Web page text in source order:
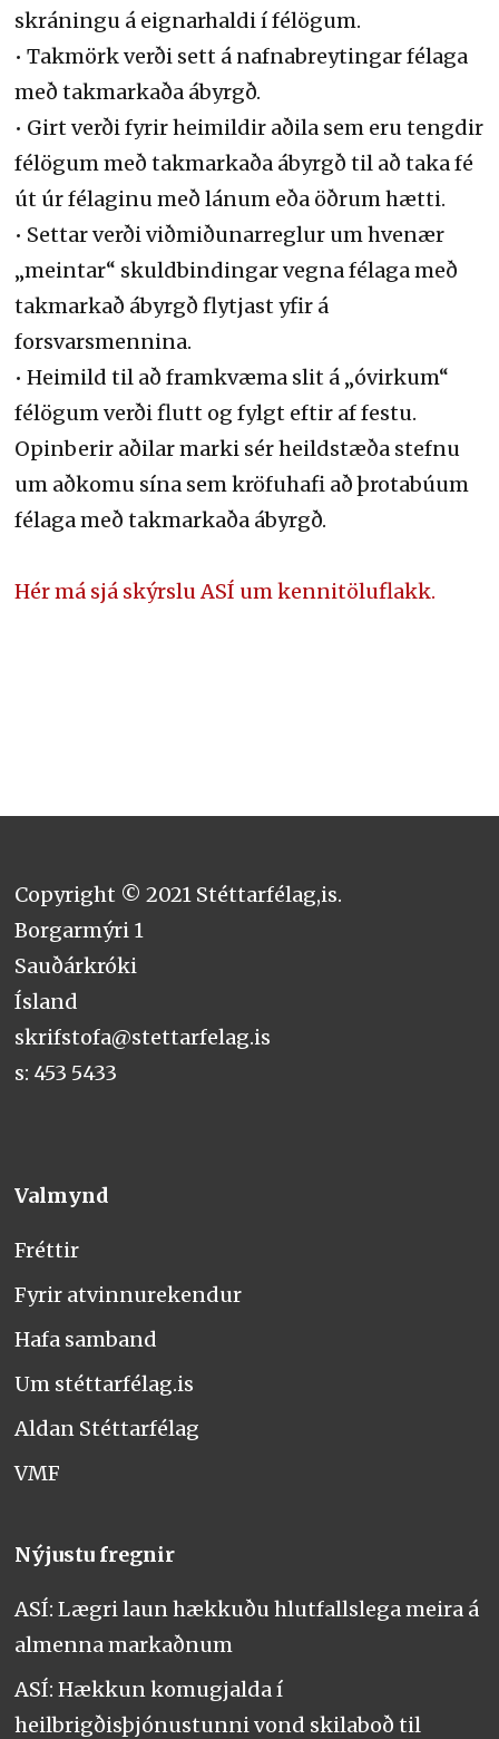
skráningu á eignarhaldi í félögum.
• Takmörk verði sett á nafnabreytingar félaga
með takmarkaða ábyrgð.
• Girt verði fyrir heimildir aðila sem eru tengdir
félögum með takmarkaða ábyrgð til að taka fé
út úr félaginu með lánum eða öðrum hætti.
• Settar verði viðmiðunarreglur um hvenær
„meintar“ skuldbindingar vegna félaga með
takmarkað ábyrgð flytjast yfir á
forsvarsmennina.
• Heimild til að framkvæma slit á „óvirkum“
félögum verði flutt og fylgt eftir af festu.
Opinberir aðilar marki sér heildstæða stefnu
um aðkomu sína sem kröfuhafi að þrotabúum
félaga með takmarkaða ábyrgð.
Hér má sjá skýrslu ASÍ um kennitöluflakk.
Copyright © 2021 Stéttarfélag,is.
Borgarmýri 1
Sauðárkróki
Ísland
skrifstofa@stettarfelag.is
s: 453 5433
Valmynd
Fréttir
Fyrir atvinnurekendur
Hafa samband
Um stéttarfélag.is
Aldan Stéttarfélag
VMF
Nýjustu fregnir
ASÍ: Lægri laun hækkuðu hlutfallslega meira á
almenna markaðnum
ASÍ: Hækkun komugjalda í
heilbrigðisþjónustunni vond skilaboð til